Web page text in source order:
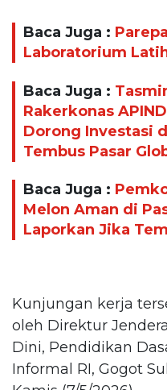
Baca Juga :
Laboratorium
Baca Juga :
Rakerkonas
Dorong Investasi
Tembus Pasar
Baca Juga :
Melon Aman di
Laporkan Jika
Kunjungan kerja
oleh Direktur
Dini, Pendidikan
Informal RI, Gogot